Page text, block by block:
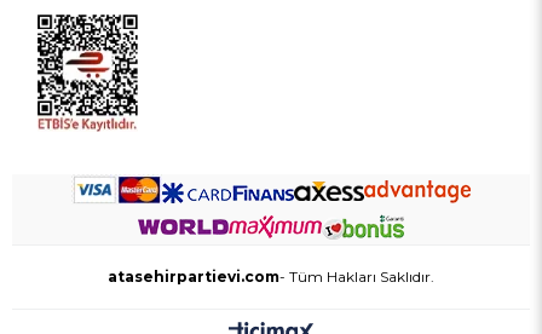
atasehirpartievi.com- Tüm Hakları Saklıdır.